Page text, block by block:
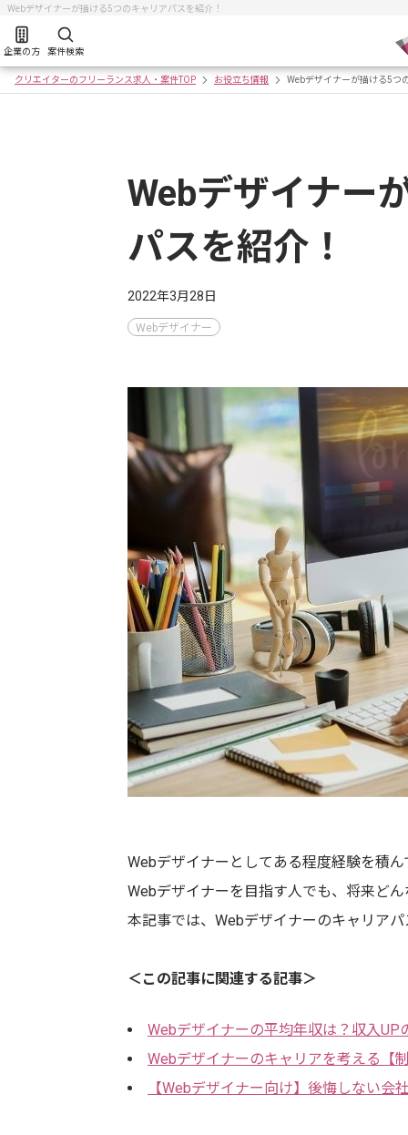
Webデザイナーが描ける5つのキャリアパスを紹介！
企業の方 案件検索
クリエイターのフリーランス求人・案件TOP お役立ち情報 Webデザイナーが描ける5つ
Webデザイナー
パスを紹介！
2022年3月28日
Webデザイナー
Webデザイナーとしてある程度経験を積
Webデザイナーを目指す人でも、将来ど
本記事では、Webデザイナーのキャリア
＜この記事に関連する記事＞
Webデザイナーの平均年収は？収入UP
Webデザイナーのキャリアを考える【
【Webデザイナー向け】後悔しない会